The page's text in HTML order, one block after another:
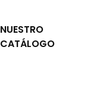
NUESTRO
CATÁLOGO